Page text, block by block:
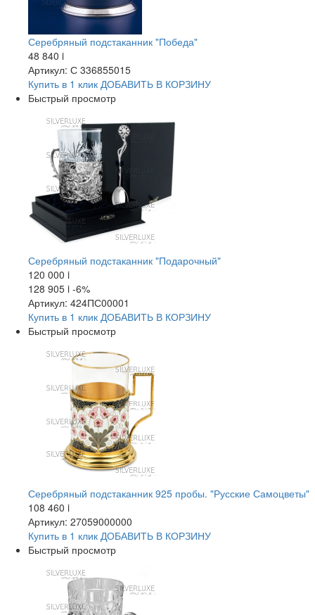
Серебряный подстаканник "Победа"
48 840 i
Артикул: С 336855015
Купить в 1 клик ДОБАВИТЬ В КОРЗИНУ
Быстрый просмотр
Серебряный подстаканник "Подарочный"
120 000 i
128 905 i -6%
Артикул: 424ПС00001
Купить в 1 клик ДОБАВИТЬ В КОРЗИНУ
Быстрый просмотр
Серебряный подстаканник 925 пробы. "Русские Самоцветы"
108 460 i
Артикул: 27059000000
Купить в 1 клик ДОБАВИТЬ В КОРЗИНУ
Быстрый просмотр